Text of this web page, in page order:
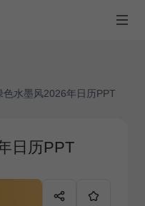
色水墨风2026年日历PPT
日历PPT